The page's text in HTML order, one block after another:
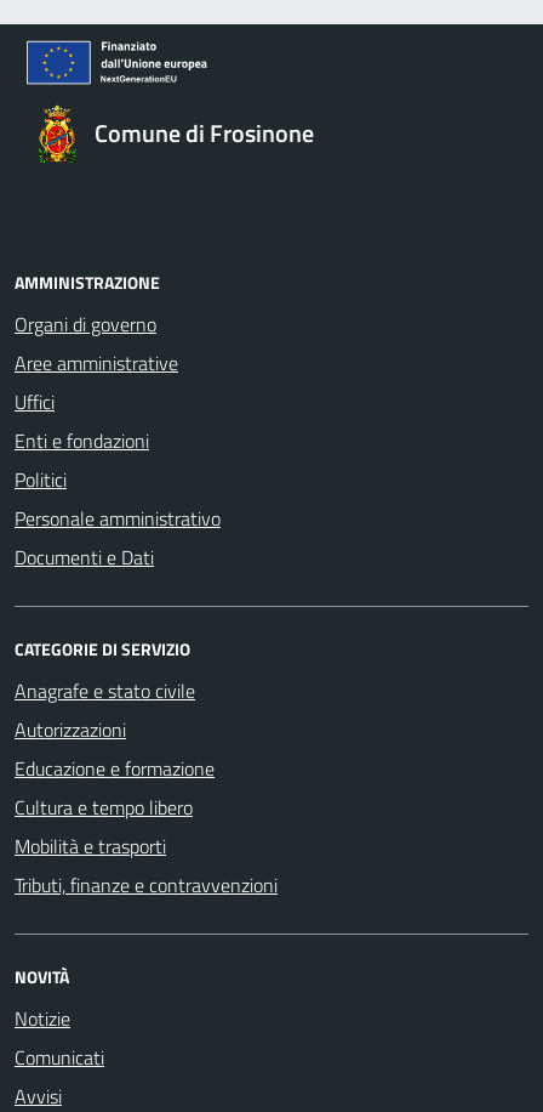
Comune di Frosinone
AMMINISTRAZIONE
Organi di governo
Aree amministrative
Uffici
Enti e fondazioni
Politici
Personale amministrativo
Documenti e Dati
CATEGORIE DI SERVIZIO
Anagrafe e stato civile
Autorizzazioni
Educazione e formazione
Cultura e tempo libero
Mobilità e trasporti
Tributi, finanze e contravvenzioni
NOVITÀ
Notizie
Comunicati
Avvisi